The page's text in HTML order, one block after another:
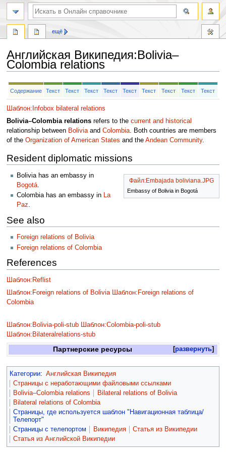
Английская Википедия:Bolivia–
Colombia relations
Перейти
Перейти
Содержание Текст Текст Текст Текст Текст Текст Текст Текст Текст
Шаблон:Infobox bilateral relations
Bolivia–Colombia relationsrefers to the current and historical
relationship between Boliviaand Colombia. Both countries are members
of the Organization of American States and the Andean Community.
Resident diplomatic missions
Файл:Embajada boliviana.JPG
Embassy of Bolivia in Bogotá
Bolivia has an embassy in
Bogotá
Colombia has an embassy in La
Paz.
See also
Foreign relations of Bolivia
Foreign relations of Colombia
References
Шаблон:Reflist
Шаблон:Foreign relations of Bolivia Шаблон:Foreign relations of
Colombia
Шаблон:Bolivia-poli-stub
Шаблон:Colombia-poli-stub
Шаблон:Bilateralrelations-stub
развернуть
Партнерские ресурсы
Категории: Английская Википедия
Страницы с неработающими файловыми ссылками
Bolivia–Colombia relations
Bilateral relations of Bolivia
Bilateral relations of Colombia
Страницы, где используется шаблон "Навигационная таблица/
Телепорт"
Страницы с телепортом
Википедия
Статья из Википедии
Статья из Английской Википедии
ещё